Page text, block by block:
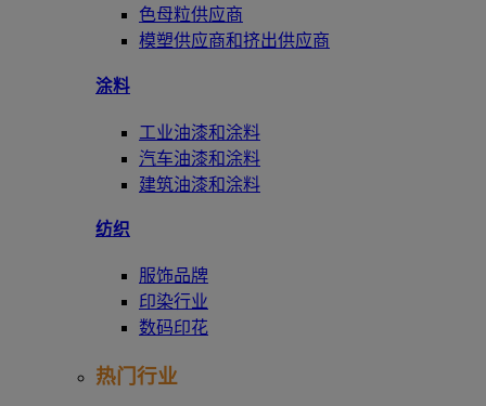
色母粒供应商
模塑供应商和挤出供应商
涂料
工业油漆和涂料
汽车油漆和涂料
建筑油漆和涂料
纺织
服饰品牌
印染行业
数码印花
热门行业